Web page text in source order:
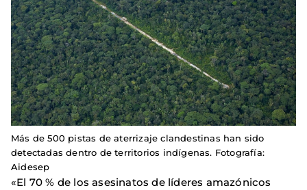
Más de 500 pistas de aterrizaje clandestinas han sido
detectadas dentro de territorios indígenas. Fotografía:
Aidesep
«El 70 % de los asesinatos de líderes amazónicos